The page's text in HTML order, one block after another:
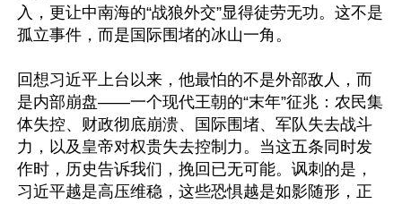
入，更让中南海的“战狼外交”显得徒劳无功。这不是
孤立事件，而是国际围堵的冰山一角。
回想习近平上台以来，他最怕的不是外部敌人，而
是内部崩盘——一个现代王朝的“末年”征兆：农民集
体失控、财政彻底崩溃、国际围堵、军队失去战斗
力，以及皇帝对权贵失去控制力。当这五条同时发
作时，历史告诉我们，挽回已无可能。讽刺的是，
习近平越是高压维稳，这些恐惧越是如影随形，正